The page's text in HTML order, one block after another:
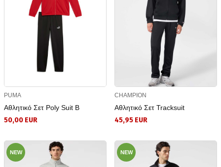
PUMA
Αθλητικό Σετ Poly Suit B
50,00 EUR
CHAMPION
Αθλητικό Σετ Tracksuit
45,95 EUR
NEW NEW